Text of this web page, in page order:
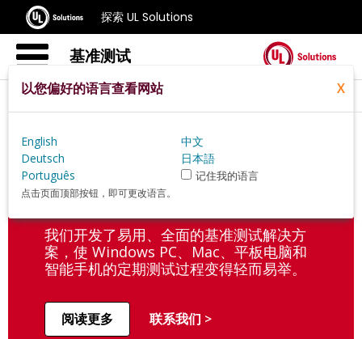
探索 UL Solutions
基准测试
企业基准测试解决方案
定期对设备进行测试有助于您防止设备性
能不佳导致生产力下降。
我们开发了易用、全面的基准测试解决方
案，使 Windows PC、Mac、平板电脑和
智能手机的定期测试过程变得轻而易举。
阅读更多 联系我们 >
以您偏好的语言查看网站 X
English
中文
Deutsch
日本語
Português
记住我的语言
点击页面顶部按钮，即可更改语言。